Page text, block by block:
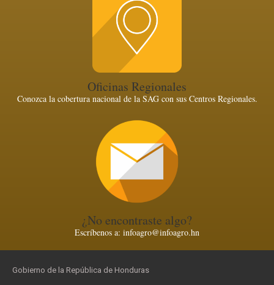
Oficinas Regionales
Conozca la cobertura nacional de la SAG con sus Centros Regionales.
¿No encontraste algo?
Escríbenos a: infoagro@infoagro.hn
Gobierno de la República de Honduras